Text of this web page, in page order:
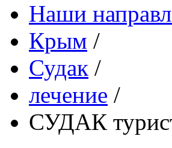
Наши
Крым /
Судак /
лечение /
СУДАК